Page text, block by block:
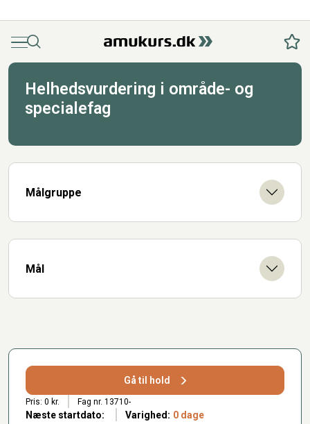
MenuSøg
Helhedsvurdering i område- og
specialefag
Målgruppe
Mål
Gå til hold
Pris: 0 kr. Fag nr. 13710-
Næste startdato: Varighed: 0 dage